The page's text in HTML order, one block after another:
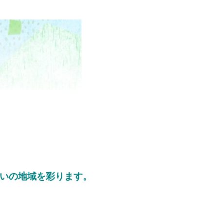
の地域を彩ります。